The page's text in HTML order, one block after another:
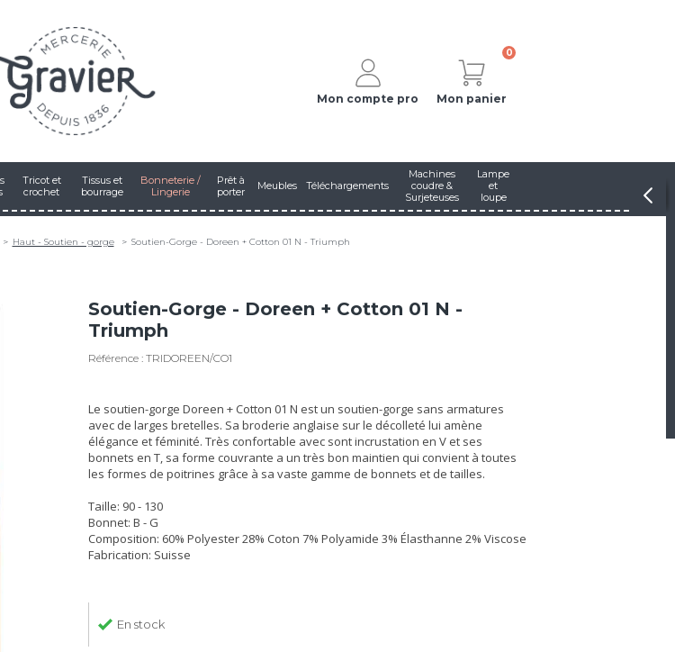
Mon compte pro
0
Mon panier
Tricot et
crochet
Tissus et
bourrage
Bonneterie /
Lingerie
Prêt à
porter
Meubles Téléchargements
Machines
coudre &
Surjeteuses
Lampe
et
loupe
Haut - Soutien - gorge Soutien-Gorge - Doreen + Cotton 01 N - Triumph
Soutien-Gorge - Doreen + Cotton 01 N -
Triumph
Référence : TRIDOREEN/CO1
Le soutien-gorge Doreen + Cotton 01 N est un soutien-gorge sans armatures
avec de larges bretelles. Sa broderie anglaise sur le décolleté lui amène
élégance et féminité. Très confortable avec sont incrustation en V et ses
bonnets en T, sa forme couvrante a un très bon maintien qui convient à toutes
les formes de poitrines grâce à sa vaste gamme de bonnets et de tailles.
Taille: 90 - 130
Bonnet: B - G
Composition: 60% Polyester 28% Coton 7% Polyamide 3% Élasthanne 2% Viscose
Fabrication: Suisse
En stock